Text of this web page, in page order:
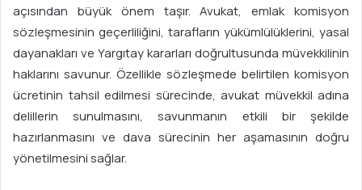
açısından büyük önem taşır. Avukat, emlak komisyon
sözleşmesinin geçerliliğini, tarafların yükümlülüklerini, yasal
dayanakları ve Yargıtay kararları doğrultusunda müvekkilinin
haklarını savunur. Özellikle sözleşmede belirtilen komisyon
ücretinin tahsil edilmesi sürecinde, avukat müvekkil adına
delillerin sunulmasını, savunmanın etkili bir şekilde
hazırlanmasını ve dava sürecinin her aşamasının doğru
yönetilmesini sağlar.